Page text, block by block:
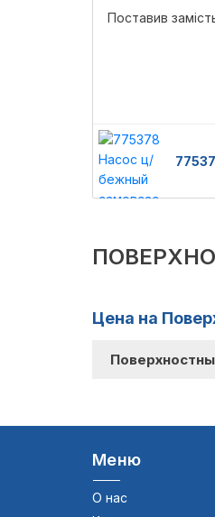
Поставив
Цена на
Меню
О нас